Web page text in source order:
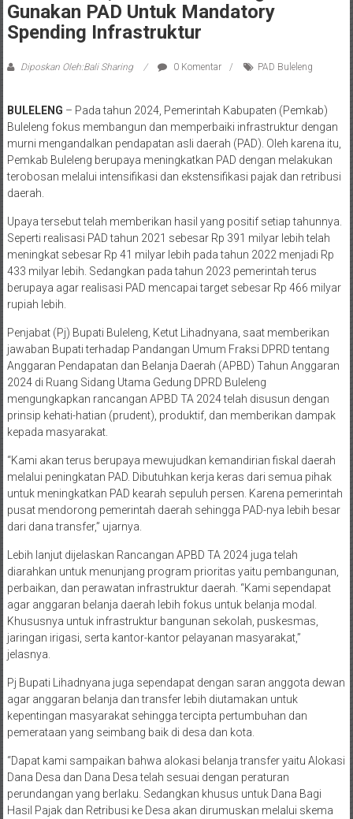
Gunakan PAD Untuk Mandatory
Spending Infrastruktur
Diposkan Oleh:Bali Sharing 0 Komentar PAD Buleleng
BULELENG – Pada tahun 2024, Pemerintah Kabupaten (Pemkab)
Buleleng fokus membangun dan memperbaiki infrastruktur dengan
murni mengandalkan pendapatan asli daerah (PAD). Oleh karena itu,
Pemkab Buleleng berupaya meningkatkan PAD dengan melakukan
terobosan melalui intensifikasi dan ekstensifikasi pajak dan retribusi
daerah.
Upaya tersebut telah memberikan hasil yang positif setiap tahunnya.
Seperti realisasi PAD tahun 2021 sebesar Rp 391 milyar lebih telah
meningkat sebesar Rp 41 milyar lebih pada tahun 2022 menjadi Rp
433 milyar lebih. Sedangkan pada tahun 2023 pemerintah terus
berupaya agar realisasi PAD mencapai target sebesar Rp 466 milyar
rupiah lebih.
Penjabat (Pj) Bupati Buleleng, Ketut Lihadnyana, saat memberikan
jawaban Bupati terhadap Pandangan Umum Fraksi DPRD tentang
Anggaran Pendapatan dan Belanja Daerah (APBD) Tahun Anggaran
2024 di Ruang Sidang Utama Gedung DPRD Buleleng
mengungkapkan rancangan APBD TA 2024 telah disusun dengan
prinsip kehati-hatian (prudent), produktif, dan memberikan dampak
kepada masyarakat.
“Kami akan terus berupaya mewujudkan kemandirian fiskal daerah
melalui peningkatan PAD. Dibutuhkan kerja keras dari semua pihak
untuk meningkatkan PAD kearah sepuluh persen. Karena pemerintah
pusat mendorong pemerintah daerah sehingga PAD-nya lebih besar
dari dana transfer,” ujarnya.
Lebih lanjut dijelaskan Rancangan APBD TA 2024 juga telah
diarahkan untuk menunjang program prioritas yaitu pembangunan,
perbaikan, dan perawatan infrastruktur daerah. “Kami sependapat
agar anggaran belanja daerah lebih fokus untuk belanja modal.
Khususnya untuk infrastruktur bangunan sekolah, puskesmas,
jaringan irigasi, serta kantor-kantor pelayanan masyarakat,”
jelasnya.
Pj Bupati Lihadnyana juga sependapat dengan saran anggota dewan
agar anggaran belanja dan transfer lebih diutamakan untuk
kepentingan masyarakat sehingga tercipta pertumbuhan dan
pemerataan yang seimbang baik di desa dan kota.
“Dapat kami sampaikan bahwa alokasi belanja transfer yaitu Alokasi
Dana Desa dan Dana Desa telah sesuai dengan peraturan
perundangan yang berlaku. Sedangkan khusus untuk Dana Bagi
Hasil Pajak dan Retribusi ke Desa akan dirumuskan melalui skema